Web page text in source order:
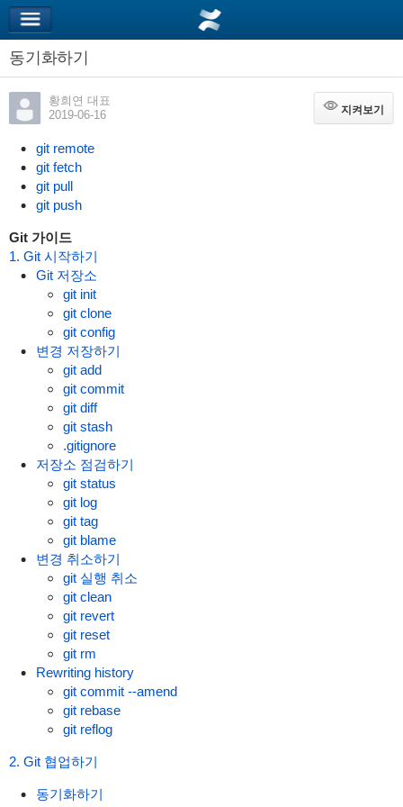
동기화하기
황희연 대표
2019-06-16
지켜보기
지켜보기
git remote
git fetch
git pull
git push
Git 가이드
1. Git 시작하기
Git 저장소
git init
git clone
git config
변경 저장하기
git add
git commit
git diff
git stash
.gitignore
저장소 점검하기
git status
git log
git tag
git blame
변경 취소하기
git 실행 취소
git clean
git revert
git reset
git rm
Rewriting history
git commit --amend
git rebase
git reflog
2. Git 협업하기
동기화하기